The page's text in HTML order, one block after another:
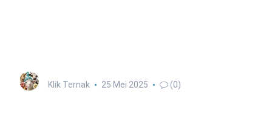
Klik Ternak 25 Mei 2025 (0)